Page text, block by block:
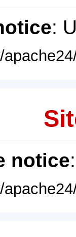
:
notice